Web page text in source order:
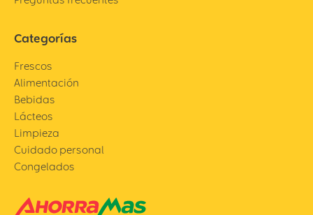
Categorías
Frescos
Alimentación
Bebidas
Lácteos
Limpieza
Cuidado personal
Congelados